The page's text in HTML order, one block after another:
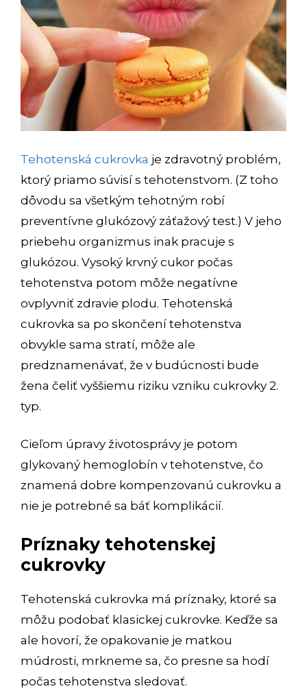
Tehotenská cukrovka je zdravotný problém,
ktorý priamo súvisí s tehotenstvom. (Z toho
dôvodu sa všetkým tehotným robí
preventívne glukózový záťažový test.) V jeho
priebehu organizmus inak pracuje s
glukózou. Vysoký krvný cukor počas
tehotenstva potom môže negatívne
ovplyvniť zdravie plodu. Tehotenská
cukrovka sa po skončení tehotenstva
obvykle sama stratí, môže ale
predznamenávať, že v budúcnosti bude
žena čeliť vyššiemu riziku vzniku cukrovky 2.
typ.
Cieľom úpravy životosprávy je potom
glykovaný hemoglobín v tehotenstve, čo
znamená dobre kompenzovanú cukrovku a
nie je potrebné sa báť komplikácií.
Príznaky tehotenskej
cukrovky
Tehotenská cukrovka má príznaky, ktoré sa
môžu podobať klasickej cukrovke. Keďže sa
ale hovorí, že opakovanie je matkou
múdrosti, mrkneme sa, čo presne sa hodí
počas tehotenstva sledovať.